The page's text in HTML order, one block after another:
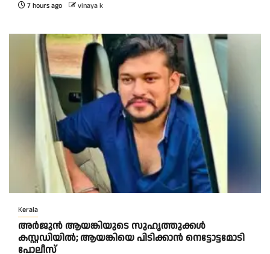
7 hours ago vinaya k
Kerala
അർജുൻ ആയങ്കിയുടെ സുഹൃത്തുക്കൾ
കസ്റ്റഡിയിൽ; ആയങ്കിയെ പിടിക്കാൻ നെട്ടോട്ടമോടി
പോലീസ്